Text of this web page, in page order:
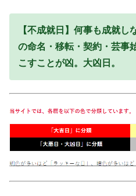
【不成就日】何事も成就
の命名・移転・契約・芸事
こすことが凶。大凶日。